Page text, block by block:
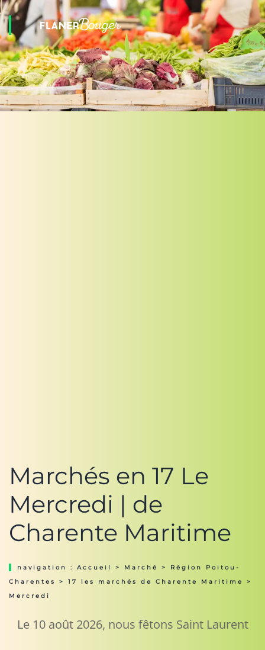
Marchés en 17 Le
Mercredi | de
Charente Maritime
navigation : Accueil > Marché > Région Poitou-
Charentes
> 17 les marchés de Charente Maritime
>
Mercredi
Le 10 août 2026, nous fêtons Saint Laurent